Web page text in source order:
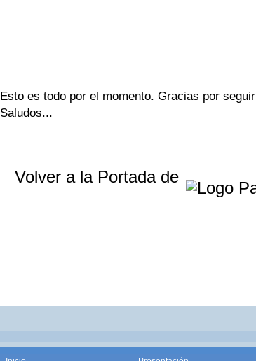
Esto es todo por el momento. Gracias por
Saludos...
Volver a la Portada de